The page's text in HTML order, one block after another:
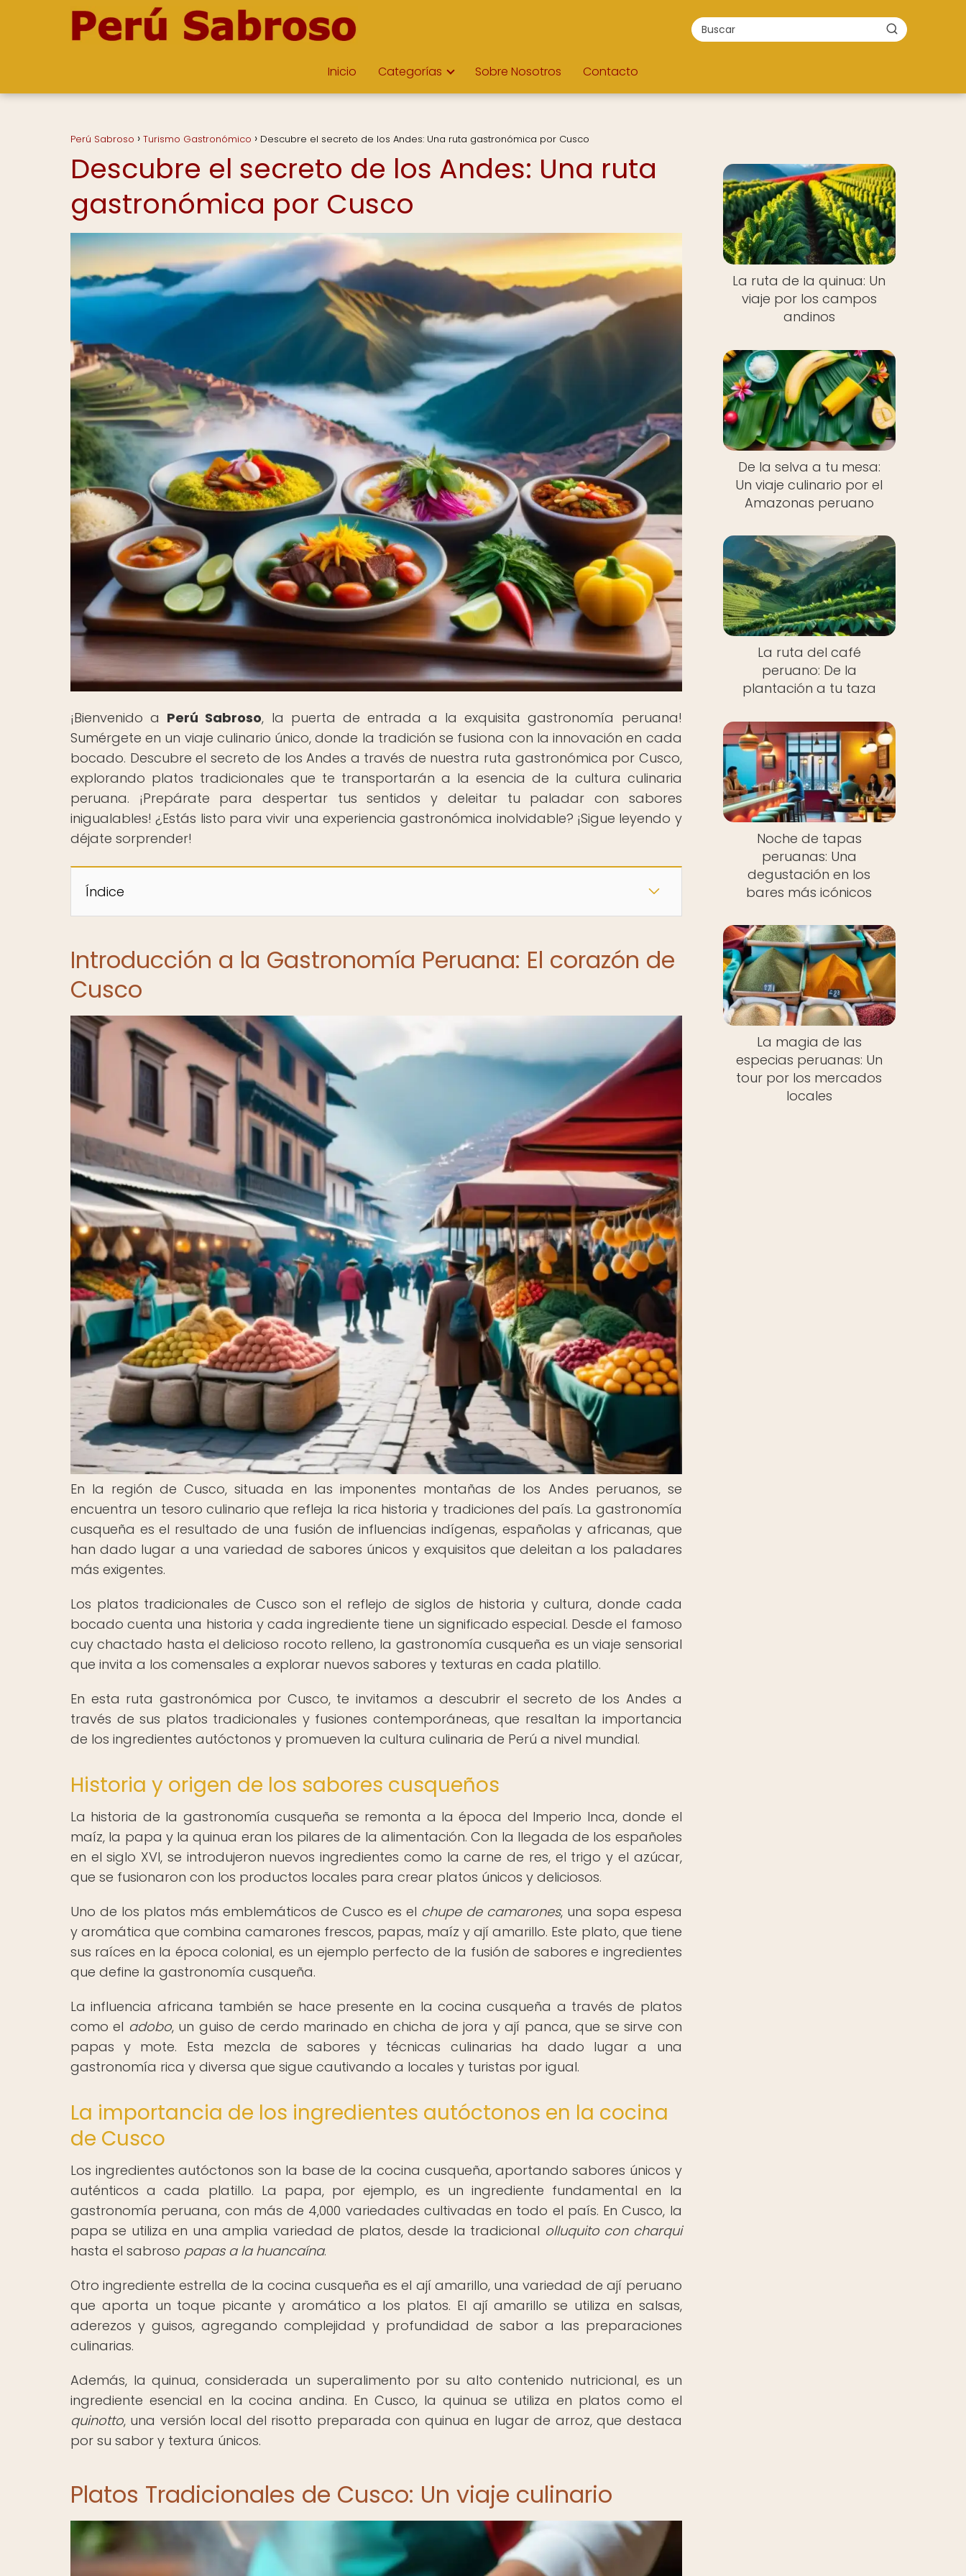
Inicio Categorías Sobre Nosotros Contacto
Perú Sabroso Turismo Gastronómico Descubre el secreto de los Andes: Una ruta gastronómica por Cusco
Descubre el secreto de los Andes: Una ruta
gastronómica por Cusco
¡Bienvenido a Perú Sabroso, la puerta de entrada a la exquisita gastronomía peruana!
Sumérgete en un viaje culinario único, donde la tradición se fusiona con la innovación en cada
bocado. Descubre el secreto de los Andes a través de nuestra ruta gastronómica por Cusco,
explorando platos tradicionales que te transportarán a la esencia de la cultura culinaria
peruana. ¡Prepárate para despertar tus sentidos y deleitar tu paladar con sabores
inigualables! ¿Estás listo para vivir una experiencia gastronómica inolvidable? ¡Sigue leyendo y
déjate sorprender!
Índice
Introducción a la Gastronomía Peruana: El corazón de
Cusco
En la región de Cusco, situada en las imponentes montañas de los Andes peruanos, se
encuentra un tesoro culinario que refleja la rica historia y tradiciones del país. La gastronomía
cusqueña es el resultado de una fusión de influencias indígenas, españolas y africanas, que
han dado lugar a una variedad de sabores únicos y exquisitos que deleitan a los paladares
más exigentes.
Los platos tradicionales de Cusco son el reflejo de siglos de historia y cultura, donde cada
bocado cuenta una historia y cada ingrediente tiene un significado especial. Desde el famoso
cuy chactado hasta el delicioso rocoto relleno, la gastronomía cusqueña es un viaje sensorial
que invita a los comensales a explorar nuevos sabores y texturas en cada platillo.
En esta ruta gastronómica por Cusco, te invitamos a descubrir el secreto de los Andes a
través de sus platos tradicionales y fusiones contemporáneas, que resaltan la importancia
de los ingredientes autóctonos y promueven la cultura culinaria de Perú a nivel mundial.
Historia y origen de los sabores cusqueños
La historia de la gastronomía cusqueña se remonta a la época del Imperio Inca, donde el
maíz, la papa y la quinua eran los pilares de la alimentación. Con la llegada de los españoles
en el siglo XVI, se introdujeron nuevos ingredientes como la carne de res, el trigo y el azúcar,
que se fusionaron con los productos locales para crear platos únicos y deliciosos.
Uno de los platos más emblemáticos de Cusco es el chupe de camarones, una sopa espesa
y aromática que combina camarones frescos, papas, maíz y ají amarillo. Este plato, que tiene
sus raíces en la época colonial, es un ejemplo perfecto de la fusión de sabores e ingredientes
que define la gastronomía cusqueña.
La influencia africana también se hace presente en la cocina cusqueña a través de platos
como el adobo, un guiso de cerdo marinado en chicha de jora y ají panca, que se sirve con
papas y mote. Esta mezcla de sabores y técnicas culinarias ha dado lugar a una
gastronomía rica y diversa que sigue cautivando a locales y turistas por igual.
La importancia de los ingredientes autóctonos en la cocina
de Cusco
Los ingredientes autóctonos son la base de la cocina cusqueña, aportando sabores únicos y
auténticos a cada platillo. La papa, por ejemplo, es un ingrediente fundamental en la
gastronomía peruana, con más de 4,000 variedades cultivadas en todo el país. En Cusco, la
papa se utiliza en una amplia variedad de platos, desde la tradicional olluquito con charqui
hasta el sabroso papas a la huancaína.
Otro ingrediente estrella de la cocina cusqueña es el ají amarillo, una variedad de ají peruano
que aporta un toque picante y aromático a los platos. El ají amarillo se utiliza en salsas,
aderezos y guisos, agregando complejidad y profundidad de sabor a las preparaciones
culinarias.
Además, la quinua, considerada un superalimento por su alto contenido nutricional, es un
ingrediente esencial en la cocina andina. En Cusco, la quinua se utiliza en platos como el
quinotto, una versión local del risotto preparada con quinua en lugar de arroz, que destaca
por su sabor y textura únicos.
Platos Tradicionales de Cusco: Un viaje culinario
La ruta de la quinua: Un
viaje por los campos
andinos
De la selva a tu mesa:
Un viaje culinario por el
Amazonas peruano
La ruta del café
peruano: De la
plantación a tu taza
Noche de tapas
peruanas: Una
degustación en los
bares más icónicos
La magia de las
especias peruanas: Un
tour por los mercados
locales